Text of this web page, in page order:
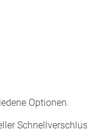
Optionen.